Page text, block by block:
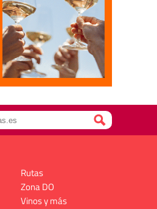
Rutas
Zona DO
Vinos y más